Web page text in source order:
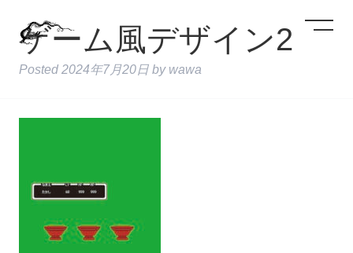
ゲーム風デザイン2
Posted 2024年7月20日 by wawa